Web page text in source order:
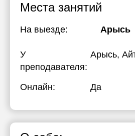
Места занятий
На выезде: Арысь
У
преподавателя:
Арысь,
Онлайн: Да